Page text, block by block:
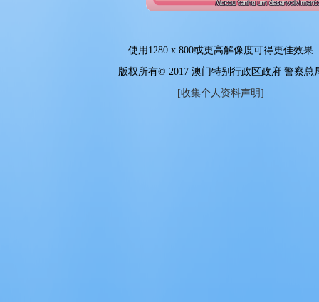
使用 1280 x 800或更高解像度可得更佳效果
版权所有© 2017 澳门特别行政区政府 警察总
[收集个人资料声明]